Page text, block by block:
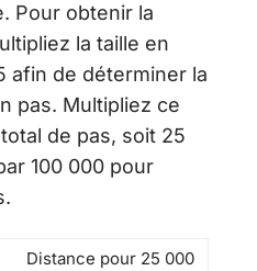
Pour obtenir la
la taille en
afin de déterminer la
pas. Multipliez ce
de pas, soit 25
100 000 pour
Distance pour 25 000